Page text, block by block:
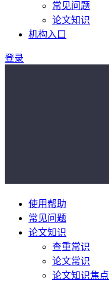
常见问题
论文知识
机构入口
登录
使用帮助
常见问题
论文知识
查重常识
论文常识
论文知识焦点